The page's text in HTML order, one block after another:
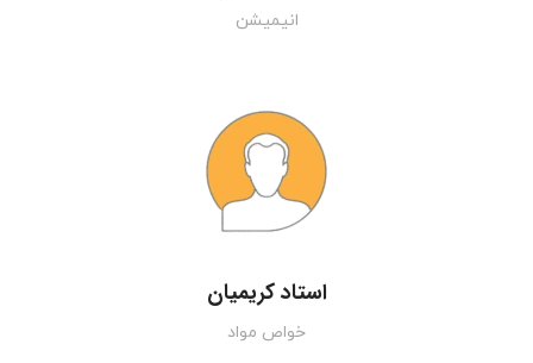
انیمیشن
استاد کریمیان
خواص مواد